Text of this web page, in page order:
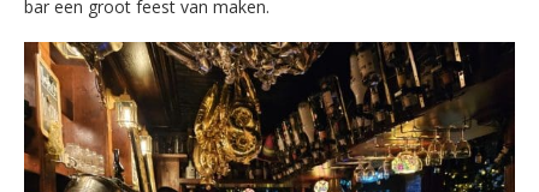
bar een groot feest van maken.